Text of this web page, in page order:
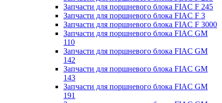
Запчасти для поршневого блока FIAC F 245
Запчасти для поршневого блока FIAC F 3
Запчасти для поршневого блока FIAC F 3000
Запчасти для поршневого блока FIAC GM
110
Запчасти для поршневого блока FIAC GM
142
Запчасти для поршневого блока FIAC GM
143
Запчасти для поршневого блока FIAC GM
191